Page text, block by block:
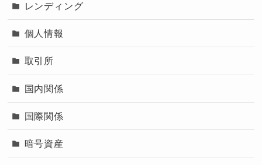
レンディング
個人情報
取引所
国内関係
国際関係
暗号資産